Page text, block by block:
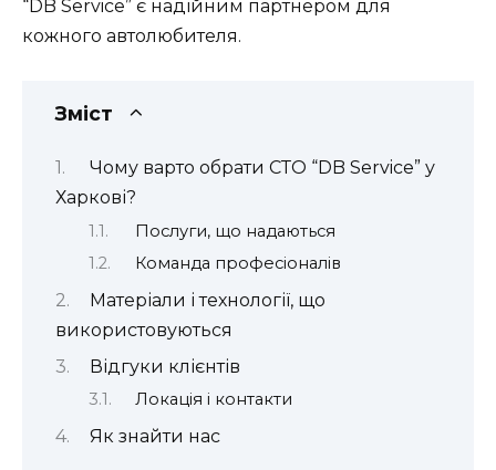
“DB Service” є надійним партнером для
кожного автолюбителя.
Зміст
Чому варто обрати СТО “DB Service” у
Харкові?
Послуги, що надаються
Команда професіоналів
Матеріали і технології, що
використовуються
Відгуки клієнтів
Локація і контакти
Як знайти нас